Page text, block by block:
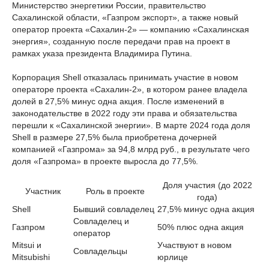
Министерство энергетики России, правительство
Сахалинской области, «Газпром экспорт», а также новый
оператор проекта «Сахалин-2» — компанию «Сахалинская
энергия», созданную после передачи прав на проект в
рамках указа президента Владимира Путина.
Корпорация Shell отказалась принимать участие в новом
операторе проекта «Сахалин-2», в котором ранее владела
долей в 27,5% минус одна акция. После изменений в
законодательстве в 2022 году эти права и обязательства
перешли к «Сахалинской энергии». В марте 2024 года доля
Shell в размере 27,5% была приобретена дочерней
компанией «Газпрома» за 94,8 млрд руб., в результате чего
доля «Газпрома» в проекте выросла до 77,5%.
Участник Роль в проекте
Доля участия (до 2022
года)
Shell
Бывший совладелец 27,5% минус одна акция
Газпром
Совладелец и
оператор
50% плюс одна акция
Mitsui и
Mitsubishi
Совладельцы
Участвуют в новом
юрлице